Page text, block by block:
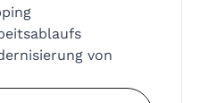
von